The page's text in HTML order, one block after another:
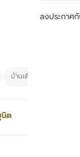
ลงประกาศกั
บ้านเดี่ยว
ต